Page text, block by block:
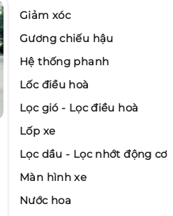
Giảm xóc
Gương chiếu hậu
Hệ thống phanh
Lốc điều hoà
Lọc gió - Lọc điều hoà
Lốp xe
Lọc dầu - Lọc nhớt động cơ
Màn hình xe
Nước hoa